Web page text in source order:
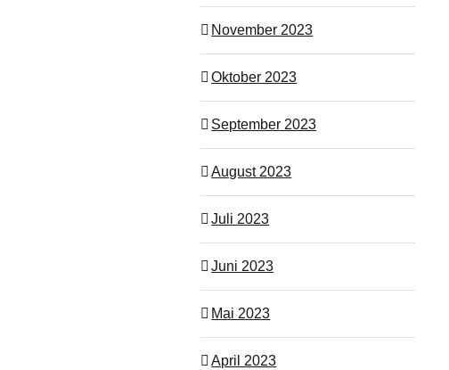
November 2023
Oktober 2023
September 2023
August 2023
Juli 2023
Juni 2023
Mai 2023
April 2023